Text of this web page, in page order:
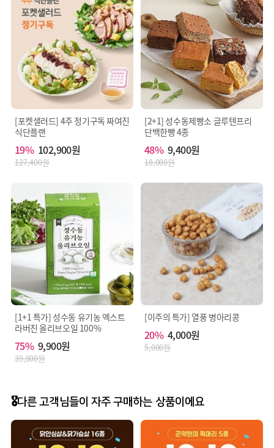
[포켓샐러드] 4주 정기구독 짜여진
식단플랜
19% 102,900원
127,400원
[2+1] 성수동제빵소 글루텐프리
단백한빵 4종
48% 9,400원
18,000원
[1+1 특가] 성수동 유기농 엑스트
라버진 올리브오일 100%
75% 9,900원
39,800원
[이주의 특가] 열풍 병아리콩
20% 4,000원
5,000원
🎖️다른 고객님들이 자주 구매하는 상품이에요